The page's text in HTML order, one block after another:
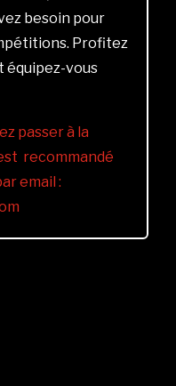
besoin pour
Profitez
équipez-vous
passer à la
recommandé
email :